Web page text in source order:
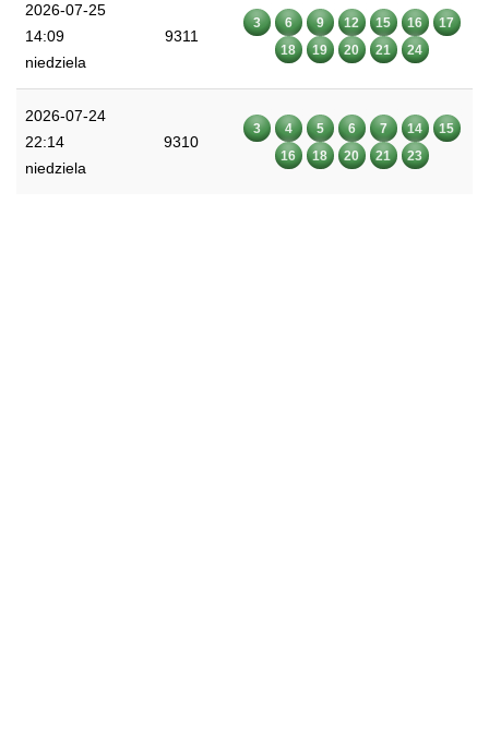
2026-07-25
14:09
niedziela
9311
3 6 9 12 15 16
17
18
19 20 21 24
2026-07-24
22:14
niedziela
9310
3 4 5 6 7 14
15
16
18 20 21 23